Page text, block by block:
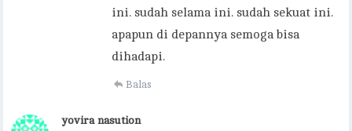
ini. sudah selama ini. sudah sekuat ini.
apapun di depannya semoga bisa
dihadapi.
Balas
yovira nasution